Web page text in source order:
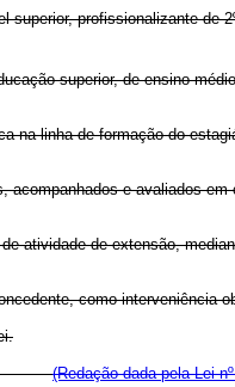
de nível superior,
superior, de ensino
na linha de formação do
e avaliados
atividade de extensão,
como interveniência
lei.(Redação dada pela Lei